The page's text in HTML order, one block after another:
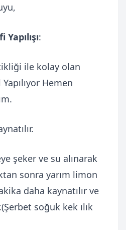
:
ile kolay olan
Yapılıyor Hemen
şeker ve su alınarak
sonra yarım limon
daha kaynatılır ve
soğuk kek ılık